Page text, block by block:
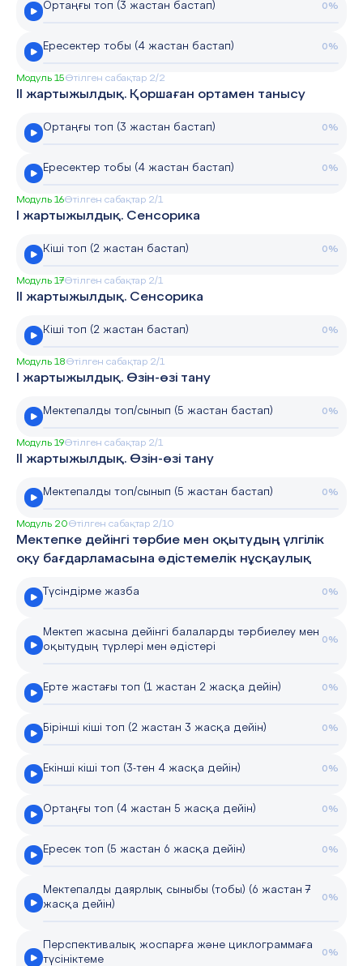
Ортаңғы топ (3 жастан бастап) 0%
Ересектер тобы (4 жастан бастап) 0%
Модуль 15Өтілген сабақтар 2/2
II жартыжылдық. Қоршаған ортамен танысу
Ортаңғы топ (3 жастан бастап) 0%
Ересектер тобы (4 жастан бастап) 0%
Модуль 16Өтілген сабақтар 2/1
I жартыжылдық. Сенсорика
Кіші топ (2 жастан бастап) 0%
Модуль 17Өтілген сабақтар 2/1
ІІ жартыжылдық. Сенсорика
Кіші топ (2 жастан бастап) 0%
Модуль 18Өтілген сабақтар 2/1
І жартыжылдық. Өзін-өзі тану
Мектепалды топ/сынып (5 жастан бастап) 0%
Модуль 19Өтілген сабақтар 2/1
II жартыжылдық. Өзін-өзі тану
Мектепалды топ/сынып (5 жастан бастап) 0%
Модуль 20Өтілген сабақтар 2/10
Мектепке дейінгі тәрбие мен оқытудың үлгілік
оқу бағдарламасына әдістемелік нұсқаулық
Түсіндірме жазба 0%
Мектеп жасына дейінгі балаларды тәрбиелеу мен
оқытудың түрлері мен әдістері
0%
Ерте жастағы топ (1 жастан 2 жасқа дейін) 0%
Бірінші кіші топ (2 жастан 3 жасқа дейін) 0%
Екінші кіші топ (3-тен 4 жасқа дейін) 0%
Ортаңғы топ (4 жастан 5 жасқа дейін) 0%
Ересек топ (5 жастан 6 жасқа дейін) 0%
Мектепалды даярлық сыныбы (тобы) (6 жастан 7
жасқа дейін)
0%
Перспективалық жоспарға және циклограммаға
түсініктеме
0%